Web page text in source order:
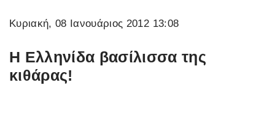
Κυριακή, 08 Ιανουάριος 2012 13:08
H Ελληνίδα βασίλισσα της
κιθάρας!